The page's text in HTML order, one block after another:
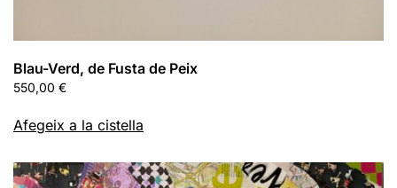
Blau-Verd, de Fusta de Peix
550,00 €
Afegeix a la cistella